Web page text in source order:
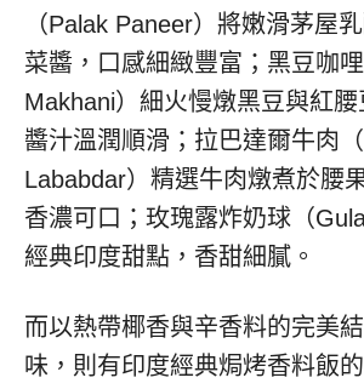
（Palak Paneer）將嫩滑茅屋
菜醬，口感細緻豐富；黑豆咖
Makhani）細火慢燉黑豆與紅
醬汁溫潤順滑；拉巴達爾牛肉
Lababdar）精選牛肉燉煮於腰
香濃可口；玫瑰露炸奶球（
經典印度甜點，香甜細膩。
而以熱帶椰香與辛香料的完美
味，則有印度經典焗烤香料飯